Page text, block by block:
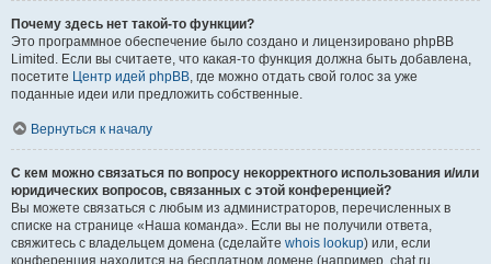
Почему здесь нет такой-то функции?
Это программное обеспечение было создано и лицензировано phpBB
Limited. Если вы считаете, что какая-то функция должна быть добавлена,
посетите Центр идей phpBB, где можно отдать свой голос за уже
поданные идеи или предложить собственные.
Вернуться к началу
С кем можно связаться по вопросу некорректного использования и/или
юридических вопросов, связанных с этой конференцией?
Вы можете связаться с любым из администраторов, перечисленных в
списке на странице «Наша команда». Если вы не получили ответа,
свяжитесь с владельцем домена (сделайте whois lookup) или, если
конференция находится на бесплатном домене (например, chat.ru,